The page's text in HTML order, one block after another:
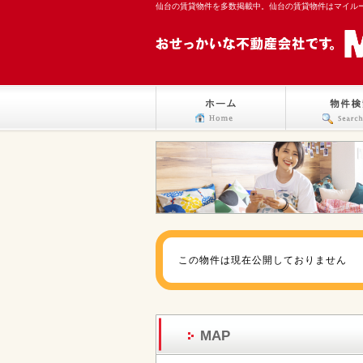
仙台の賃貸物件を多数掲載中。仙台の賃貸物件はマイル
この物件は現在公開しておりません
MAP